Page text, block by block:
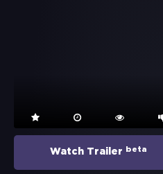
Watch Trailer beta